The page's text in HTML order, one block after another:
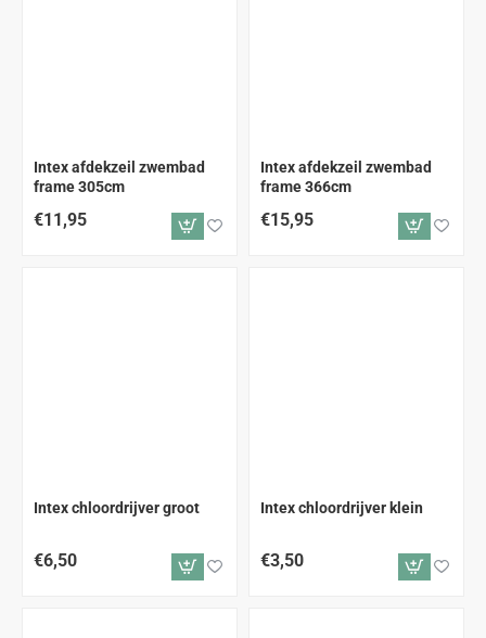
Intex afdekzeil zwembad
frame 305cm
€11,95
Intex afdekzeil zwembad
frame 366cm
€15,95
Intex chloordrijver groot
€6,50
Intex chloordrijver klein
€3,50